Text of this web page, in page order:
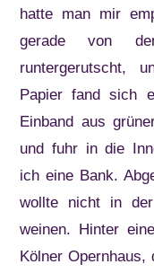
hatte man mir
gerade von
runtergerutscht,
Papier fand sich
Einband aus
und fuhr in die
ich eine Bank.
wollte nicht in
weinen. Hinter
Kölner